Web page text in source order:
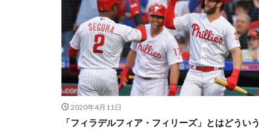
2020年4月11日
「フィラデルフィア・フィリーズ」とはどういう